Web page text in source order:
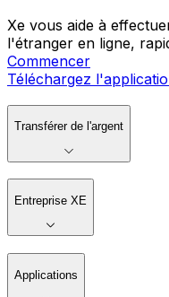
Xe vous aide à
l'étranger en ligne,
Commencer
Téléchargez
Transférer de l'argent
Entreprise XE
Applications